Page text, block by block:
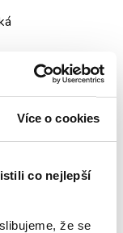
Více o cookies
co nejlepší
že se